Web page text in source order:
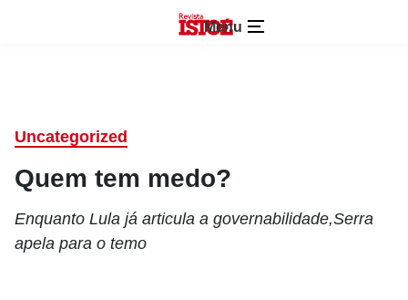
Menu
Uncategorized
Quem tem medo?
Enquanto Lula já articula a governabilidade,Serra
apela para o temo